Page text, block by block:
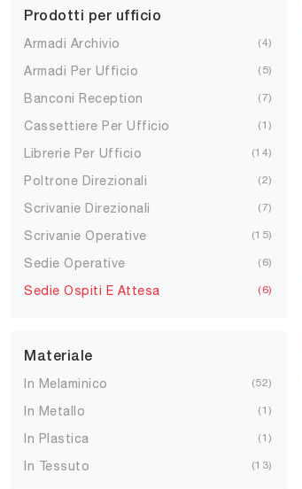
Prodotti per ufficio
Armadi Archivio 4
Armadi Per Ufficio 5
Banconi Reception 7
Cassettiere Per Ufficio 1
Librerie Per Ufficio 14
Poltrone Direzionali 2
Scrivanie Direzionali 7
Scrivanie Operative 15
Sedie Operative 6
Sedie Ospiti E Attesa 6
Materiale
In Melaminico 52
In Metallo 1
In Plastica 1
In Tessuto 13